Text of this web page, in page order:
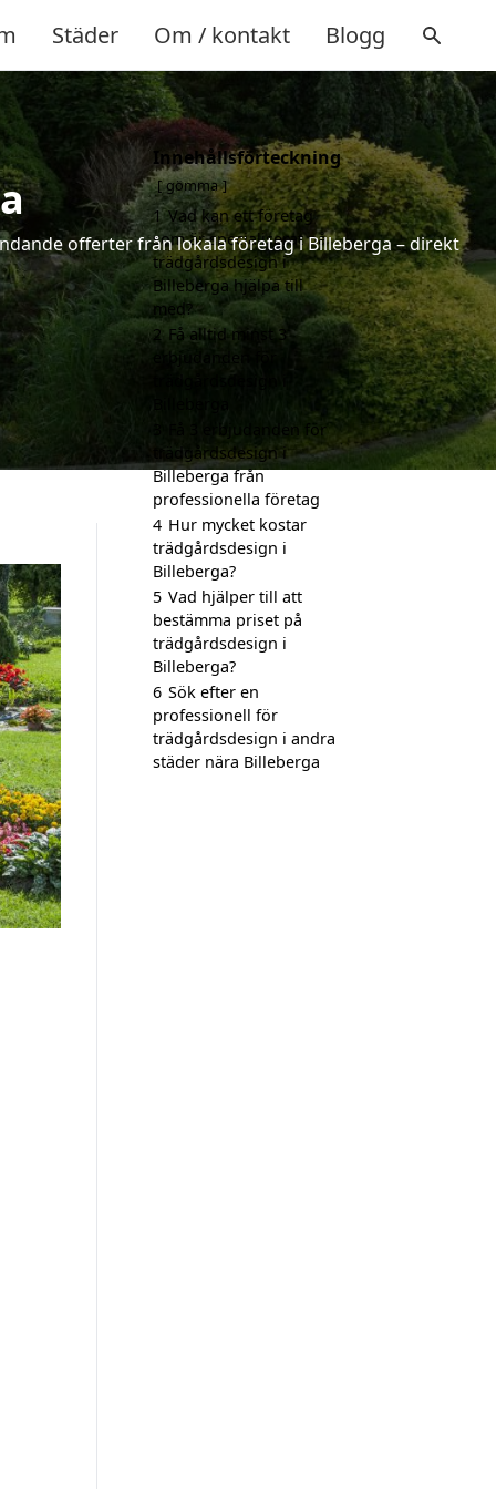
Städer Om / kontakt Blogg
offerter från lokala företag i Billeberga – direkt
Innehållsförteckning
gömma
1 Vad kan ett företag
som är specialiserat på
trädgårdsdesign i
Billeberga hjälpa till
med?
2 Få alltid minst 3
erbjudanden för
Få 3 erbjudanden för
trädgårdsdesign i
Billeberga från
professionella företag
4 Hur mycket kostar
trädgårdsdesign i
Billeberga?
5 Vad hjälper till att
bestämma priset på
trädgårdsdesign i
Billeberga?
6 Sök efter en
professionell för
trädgårdsdesign i andra
städer nära Billeberga